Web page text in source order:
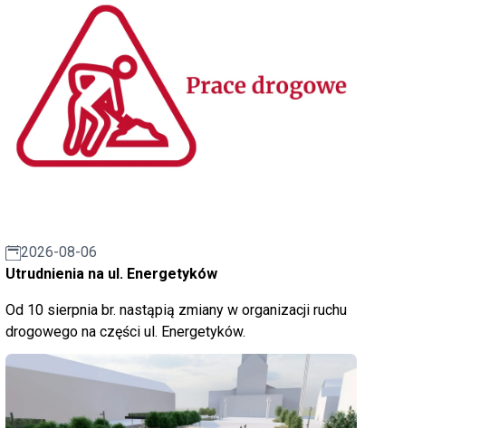
2026-08-06
Utrudnienia na ul. Energetyków
Od 10 sierpnia br. nastąpią zmiany w organizacji ruchu
drogowego na części ul. Energetyków.